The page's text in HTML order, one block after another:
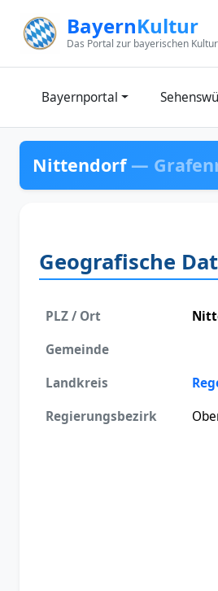
BayernKultur
Das Portal zur bayerischen
Bayernportal
Nittendorf—
Geografische
PLZ / Ort
Gemeinde
Landkreis
Regierungsbezirk